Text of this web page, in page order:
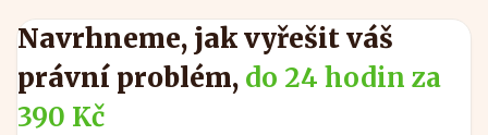
Navrhneme, jak vyřešit váš
právní problém, do 24 hodin za
390 Kč